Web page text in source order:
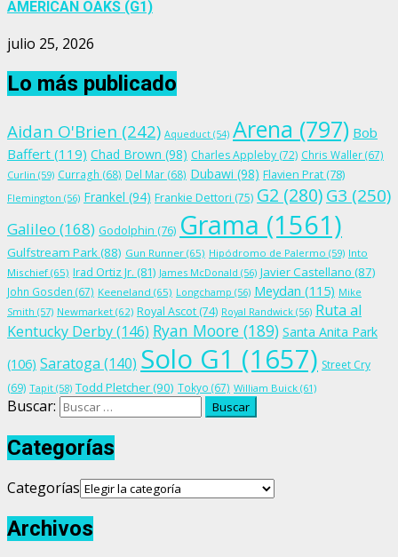
AMERICAN OAKS (G1)
julio 25, 2026
Lo más publicado
Aidan O'Brien (242) Aqueduct (54) Arena (797) Bob
Baffert (119) Chad Brown (98) Charles Appleby (72) Chris Waller(67)
Curlin (59) Curragh (68) Del Mar (68) Dubawi (98) Flavien Prat (78)
Flemington (56) Frankel (94) Frankie Dettori (75) G2 (280)G3 (250)
Galileo (168) Godolphin (76) Grama (1561)
Gulfstream Park(88) Gun Runner (65) Hipódromo de Palermo (59) Into
Mischief (65) Irad Ortiz Jr. (81) James McDonald (56) Javier Castellano (87)
John Gosden (67) Keeneland (65) Longchamp (56) Meydan (115) Mike
Smith (57) Newmarket (62) Royal Ascot (74) Royal Randwick (56) Ruta al
Kentucky Derby(146) Ryan Moore (189) Santa Anita Park
(106) Saratoga (140) Solo G1 (1657) Street Cry
(69) Tapit (58) Todd Pletcher(90) Tokyo (67) William Buick (61)
Buscar:
Categorías
Categorías
Archivos